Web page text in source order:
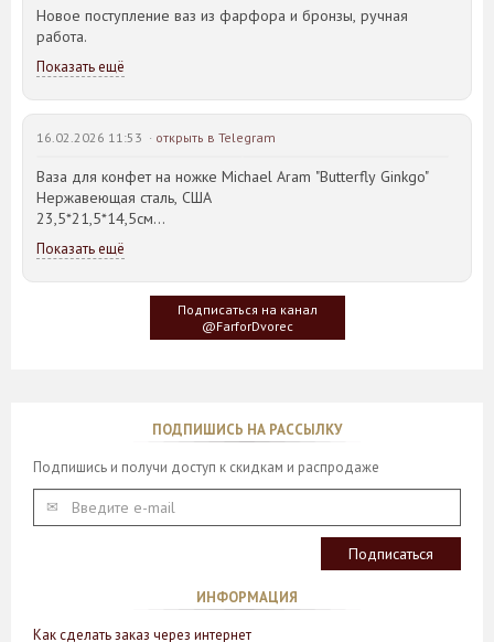
Новое поступление ваз из фарфора и бронзы, ручная
работа.
Показать ещё
16.02.2026 11:53 · открыть в Telegram
Ваза для конфет на ножке Michael Aram "Butterfly Ginkgo"
Нержавеющая сталь, США
23,5*21,5*14,5см
Идея такого дизайна предметов сервировки стола пришла
создателю, когда он впервые увидел дерево Гинкго Билоба,
у которого растут двойные листья, напоминающие крылья
Показать ещё
Подписаться на канал
@FarforDvorec
ПОДПИШИСЬ НА РАССЫЛКУ
Подпишись и получи доступ к скидкам и распродаже
ИНФОРМАЦИЯ
Как сделать заказ через интернет